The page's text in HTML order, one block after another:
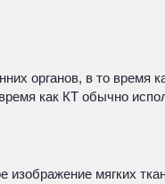
органов, в то время
как КТ обычно
изображение мягких